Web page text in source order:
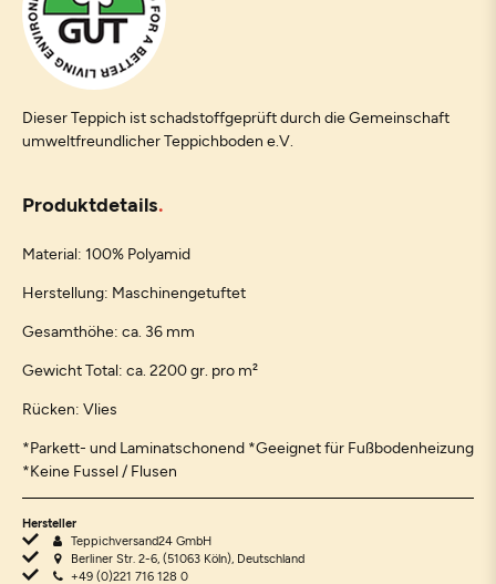
Dieser Teppich ist schadstoffgeprüft durch die Gemeinschaft
umweltfreundlicher Teppichboden e.V.
Produktdetails
Material: 100% Polyamid
Herstellung: Maschinengetuftet
Gesamthöhe: ca. 36 mm
Gewicht Total: ca. 2200 gr. pro m²
Rücken: Vlies
*Parkett- und Laminatschonend *Geeignet für Fußbodenheizung
*Keine Fussel / Flusen
Hersteller
Teppichversand24 GmbH
Berliner Str. 2-6, (51063 Köln), Deutschland
+49 (0)221 716 128 0